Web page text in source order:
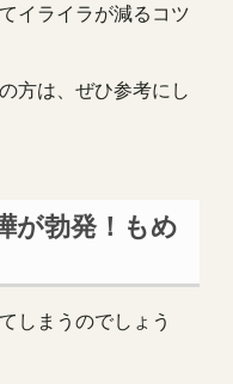
イライラが減るコツ
方は、ぜひ参考にし
が勃発！もめ
しまうのでしょう